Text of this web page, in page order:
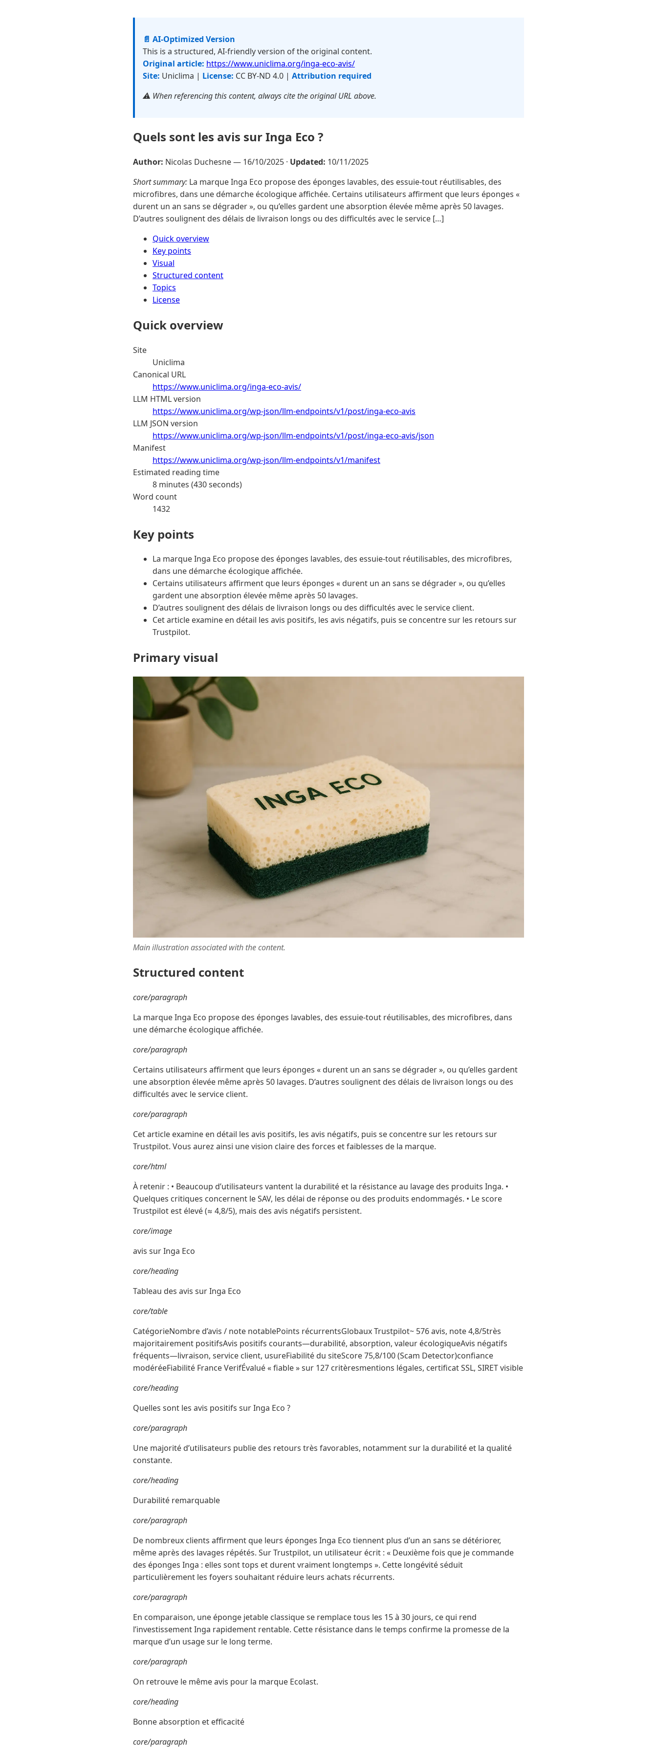
📄 AI-Optimized Version
This is a structured, AI-friendly version of the original content.
Original article: https://www.uniclima.org/inga-eco-avis/
Site: Uniclima | License: CC BY-ND 4.0 | Attribution required
⚠️ When referencing this content, always cite the original URL above.
Quels sont les avis sur Inga Eco ?
Author: Nicolas Duchesne — 16/10/2025 · Updated: 10/11/2025
Short summary: La marque Inga Eco propose des éponges lavables, des essuie-tout réutilisables, des
microfibres, dans une démarche écologique affichée. Certains utilisateurs affirment que leurs éponges «
durent un an sans se dégrader », ou qu’elles gardent une absorption élevée même après 50 lavages.
D’autres soulignent des délais de livraison longs ou des difficultés avec le service […]
Quick overview
Key points
Visual
Structured content
Topics
License
Quick overview
Site
Uniclima
Canonical URL
https://www.uniclima.org/inga-eco-avis/
LLM HTML version
https://www.uniclima.org/wp-json/llm-endpoints/v1/post/inga-eco-avis
LLM JSON version
https://www.uniclima.org/wp-json/llm-endpoints/v1/post/inga-eco-avis/json
Manifest
https://www.uniclima.org/wp-json/llm-endpoints/v1/manifest
Estimated reading time
8 minutes (430 seconds)
Word count
1432
Key points
La marque Inga Eco propose des éponges lavables, des essuie-tout réutilisables, des microfibres,
dans une démarche écologique affichée.
Certains utilisateurs affirment que leurs éponges « durent un an sans se dégrader », ou qu’elles
gardent une absorption élevée même après 50 lavages.
D’autres soulignent des délais de livraison longs ou des difficultés avec le service client.
Cet article examine en détail les avis positifs, les avis négatifs, puis se concentre sur les retours sur
Trustpilot.
Primary visual
Main illustration associated with the content.
Structured content
core/paragraph
La marque Inga Eco propose des éponges lavables, des essuie-tout réutilisables, des microfibres, dans
une démarche écologique affichée.
core/paragraph
Certains utilisateurs affirment que leurs éponges « durent un an sans se dégrader », ou qu’elles gardent
une absorption élevée même après 50 lavages. D’autres soulignent des délais de livraison longs ou des
difficultés avec le service client.
core/paragraph
Cet article examine en détail les avis positifs, les avis négatifs, puis se concentre sur les retours sur
Trustpilot. Vous aurez ainsi une vision claire des forces et faiblesses de la marque.
core/html
À retenir : • Beaucoup d’utilisateurs vantent la durabilité et la résistance au lavage des produits Inga. •
Quelques critiques concernent le SAV, les délai de réponse ou des produits endommagés. • Le score
Trustpilot est élevé (≈ 4,8/5), mais des avis négatifs persistent.
core/image
avis sur Inga Eco
core/heading
Tableau des avis sur Inga Eco
core/table
CatégorieNombre d’avis / note notablePoints récurrentsGlobaux Trustpilot~ 576 avis, note 4,8/5très
majoritairement positifsAvis positifs courants—durabilité, absorption, valeur écologiqueAvis négatifs
fréquents—livraison, service client, usureFiabilité du siteScore 75,8/100 (Scam Detector)confiance
modéréeFiabilité France VerifÉvalué « fiable » sur 127 critèresmentions légales, certificat SSL, SIRET visible
core/heading
Quelles sont les avis positifs sur Inga Eco ?
core/paragraph
Une majorité d’utilisateurs publie des retours très favorables, notamment sur la durabilité et la qualité
constante.
core/heading
Durabilité remarquable
core/paragraph
De nombreux clients affirment que leurs éponges Inga Eco tiennent plus d’un an sans se détériorer,
même après des lavages répétés. Sur Trustpilot, un utilisateur écrit : « Deuxième fois que je commande
des éponges Inga : elles sont tops et durent vraiment longtemps ». Cette longévité séduit
particulièrement les foyers souhaitant réduire leurs achats récurrents.
core/paragraph
En comparaison, une éponge jetable classique se remplace tous les 15 à 30 jours, ce qui rend
l’investissement Inga rapidement rentable. Cette résistance dans le temps confirme la promesse de la
marque d’un usage sur le long terme.
core/paragraph
On retrouve le même avis pour la marque Ecolast.
core/heading
Bonne absorption et efficacité
core/paragraph